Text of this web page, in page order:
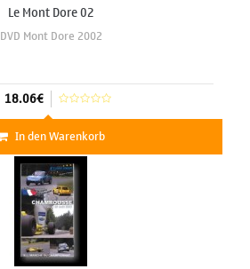
Le Mont Dore 02
DVD Mont Dore 2002
18.06€
In den Warenkorb